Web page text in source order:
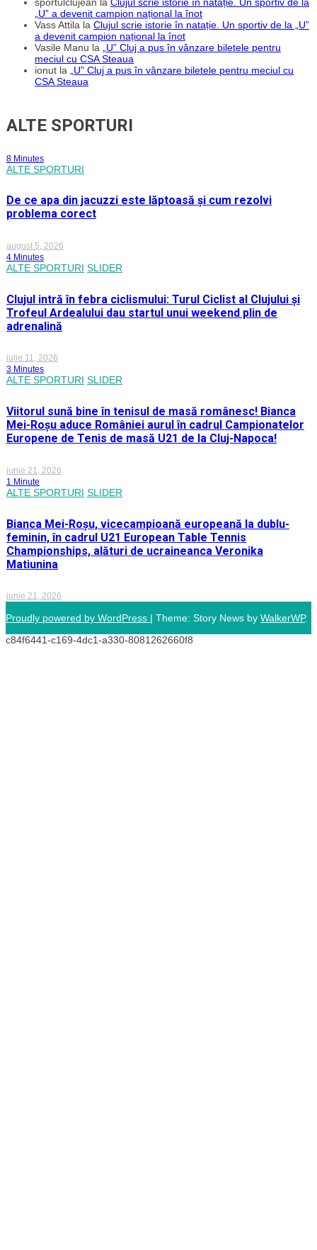
„U” a devenit campion național la înot
Vass Attila la Clujul scrie istorie în natație. Un sportiv de la „U”
a devenit campion național la înot
Vasile Manu la
„U” Cluj a pus în vânzare biletele pentru
meciul cu CSA Steaua
ionut la
„U” Cluj a pus în vânzare biletele pentru meciul cu
CSA Steaua
ALTE SPORTURI
8 Minutes
ALTE SPORTURI
De ce apa din jacuzzi este lăptoasă și cum rezolvi
problema corect
august 5, 2026
4 Minutes
ALTE SPORTURI SLIDER
Clujul intră în febra ciclismului: Turul Ciclist al Clujului și
Trofeul Ardealului dau startul unui weekend plin de
adrenalină
iulie 11, 2026
3 Minutes
ALTE SPORTURI SLIDER
Viitorul sună bine în tenisul de masă românesc! Bianca
Mei-Roșu aduce României aurul în cadrul Campionatelor
Europene de Tenis de masă U21 de la Cluj-Napoca!
iunie 21, 2026
1 Minute
ALTE SPORTURI SLIDER
Bianca Mei-Roșu, vicecampioană europeană la dublu-
feminin, în cadrul U21 European Table Tennis
Championships, alături de ucraineanca Veronika
Matiunina
iunie 21, 2026
Proudly powered by WordPress | Theme: Story News by WalkerWP.
c84f6441-c169-4dc1-a330-8081262660f8